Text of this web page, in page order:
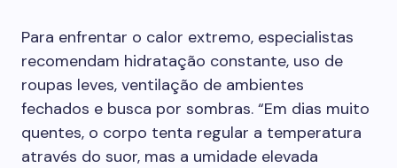
Para enfrentar o calor extremo, especialistas
recomendam hidratação constante, uso de
roupas leves, ventilação de ambientes
fechados e busca por sombras. “Em dias muito
quentes, o corpo tenta regular a temperatura
através do suor, mas a umidade elevada